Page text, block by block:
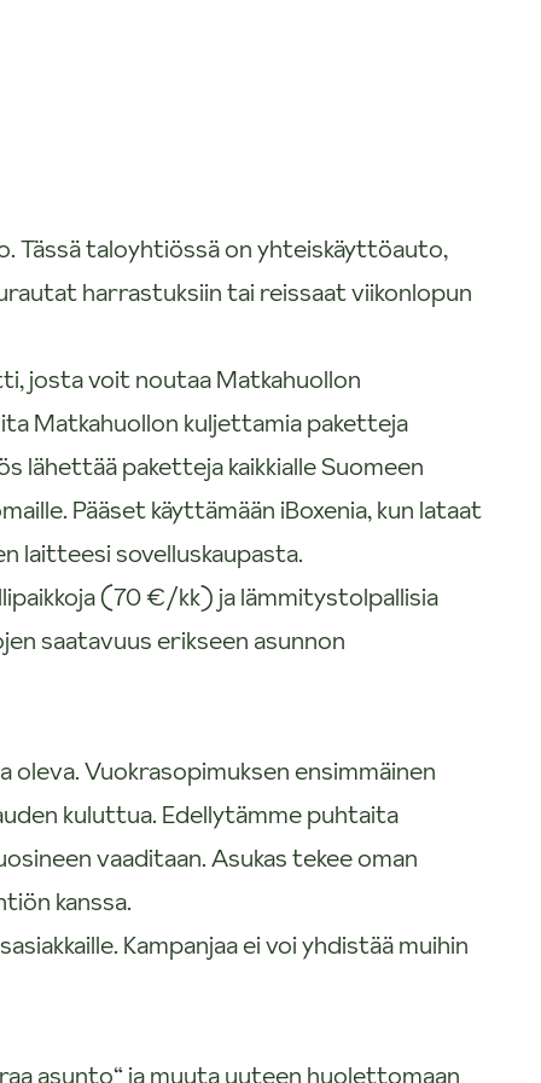
Tässä taloyhtiössä on yhteiskäyttöauto,
harrastuksiin tai reissaat viikonlopun
josta voit noutaa Matkahuollon
Matkahuollon kuljettamia paketteja
lähettää paketteja kaikkialle Suomeen
Pääset käyttämään iBoxenia, kun lataat
laitteesi sovelluskaupasta.
(70 €/kk) ja lämmitystolpallisia
saatavuus erikseen asunnon
Vuokrasopimuksen ensimmäinen
kuluttua. Edellytämme puhtaita
vaaditaan. Asukas tekee oman
kanssa.
Kampanjaa ei voi yhdistää muihin
asunto“ ja muuta uuteen huolettomaan